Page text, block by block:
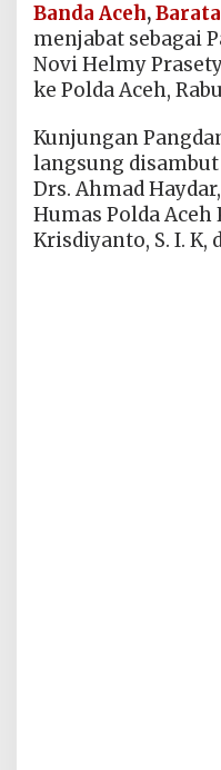
Banda Aceh,
menjabat sebagai
Novi Helmy
ke Polda Aceh,
Kunjungan
langsung
Drs. Ahmad
Humas Polda Aceh
Krisdiyanto, S. I. K,